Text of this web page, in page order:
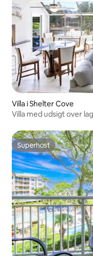
Villa i Shelter Cove
Villa med udsigt over
Superhost
Superhost